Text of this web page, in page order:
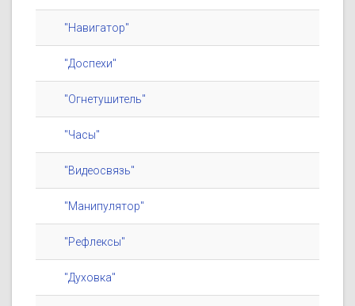
"Навигатор"
"Доспехи"
"Огнетушитель"
"Часы"
"Видеосвязь"
"Манипулятор"
"Рефлексы"
"Духовка"